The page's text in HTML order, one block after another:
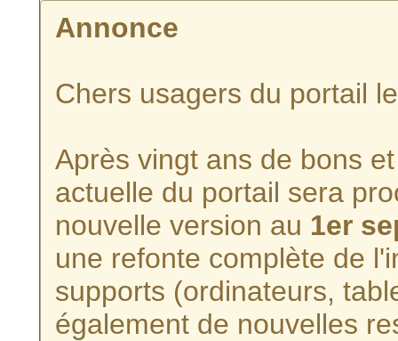
Annonce
Chers usagers du portail
Après vingt ans de bons
actuelle du portail sera
nouvelle version au 1er
une refonte complète de
supports (ordinateurs,
également de nouvelles